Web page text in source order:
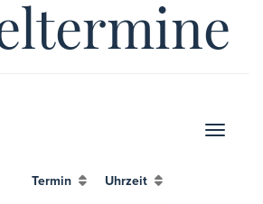
Termin Uhrzeit